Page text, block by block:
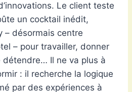
Le client teste
un cocktail inédit,
– désormais centre
– pour travailler, donner
détendre… Il ne va plus à
: il recherche la logique
par des expériences à